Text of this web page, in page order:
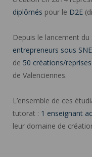
diplômés pour le D2E
Depuis le lancement du
entrepreneurs sous
de 50 créations/reprises
de Valenciennes.
L’ensemble de ces
tutorat : 1 enseignant
leur domaine de